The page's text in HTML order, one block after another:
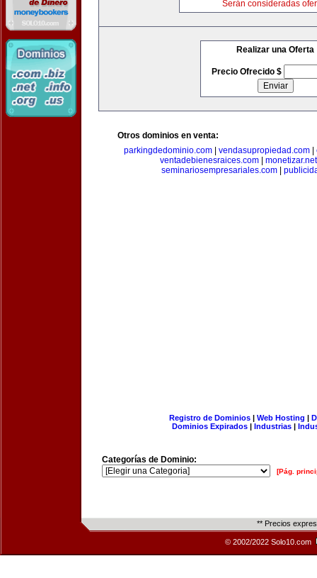
Serán consideradas
Realizar una Oferta
Precio Ofrecido $
Otros dominios en venta:
parkingdedominio.com| vendasupropiedad.com|
ventadebienesraices.com
monetizar.net
seminariosempresariales.com
Registro de Dominios| Web Hosting |
Dominios Expirados | Industrias |
Categorías de Dominio:
[Pág.
** Precios
© 2002/2022 Solo10.com